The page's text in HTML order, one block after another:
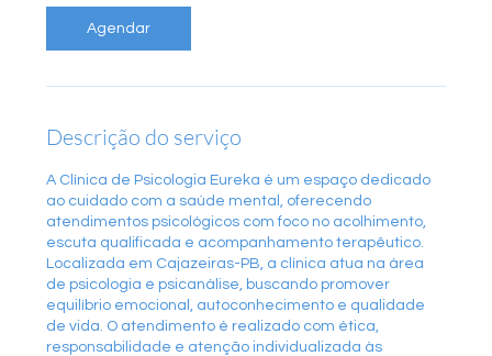
Agendar
Descrição do serviço
A Clínica de Psicologia Eureka é um espaço dedicado
ao cuidado com a saúde mental, oferecendo
atendimentos psicológicos com foco no acolhimento,
escuta qualificada e acompanhamento terapêutico.
Localizada em Cajazeiras-PB, a clínica atua na área
de psicologia e psicanálise, buscando promover
equilíbrio emocional, autoconhecimento e qualidade
de vida. O atendimento é realizado com ética,
responsabilidade e atenção individualizada às